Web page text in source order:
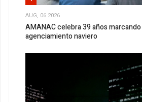
AUG, 06 2026
AMANAC celebra 39 años
agenciamiento naviero